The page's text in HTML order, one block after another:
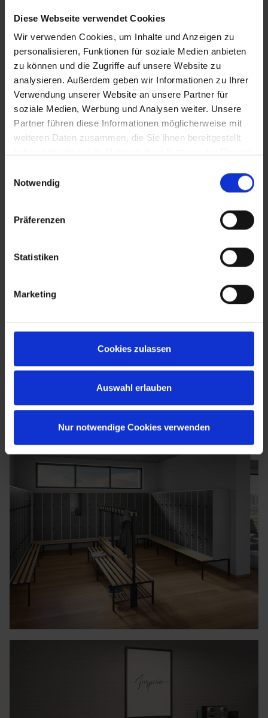
Diese Webseite verwendet Cookies
Wir verwenden Cookies, um Inhalte und Anzeigen zu
personalisieren, Funktionen für soziale Medien anbieten
zu können und die Zugriffe auf unsere Website zu
analysieren. Außerdem geben wir Informationen zu Ihrer
Verwendung unserer Website an unsere Partner für
soziale Medien, Werbung und Analysen weiter. Unsere
Partner führen diese Informationen möglicherweise mit
weiteren Daten zusammen, die Sie ihnen bereitgestellt
Notwendig
Präferenzen
Statistiken
Marketing
Cookies zulassen
Auswahl erlauben
Nur notwendige Cookies verwenden